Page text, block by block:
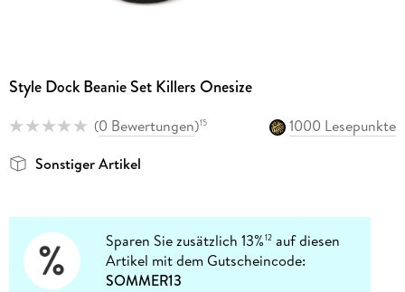
Style Dock Beanie Set Killers Onesize
(0 Bewertungen)15
1000 Lesepunkte
Sonstiger Artikel
Sparen Sie zusätzlich 13%12 auf diesen
Artikel mit dem Gutscheincode:
SOMMER13